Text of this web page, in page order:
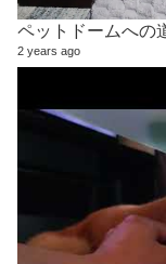
ペットドームへの
2 years ago